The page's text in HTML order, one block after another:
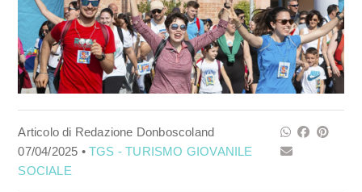
Articolo di Redazione Donboscoland
07/04/2025 •TGS - TURISMO GIOVANILE
SOCIALE